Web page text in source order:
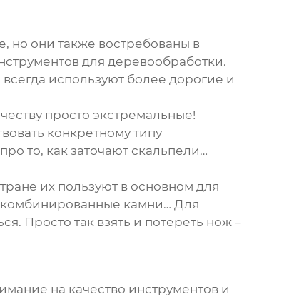
но они также востребованы в
для деревообработки.
используют более дорогие и
просто экстремальные!
конкретному типу
то, как заточают скальпели…
их пользуют в основном для
камни… Для
Просто так взять и потереть нож –
на качество инструментов и